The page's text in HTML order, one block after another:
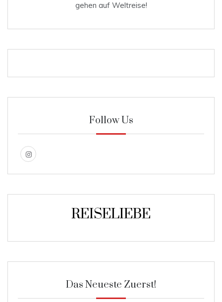
gehen auf Weltreise!
Follow Us
REISELIEBE
Das Neueste Zuerst!